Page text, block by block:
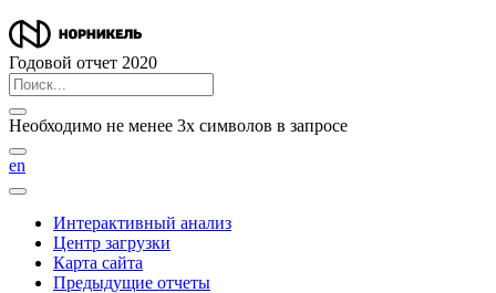
Годовой отчет 2020
Необходимо не менее 3х символов в запросе
en
Интерактивный анализ
Центр загрузки
Карта сайта
Предыдущие отчеты